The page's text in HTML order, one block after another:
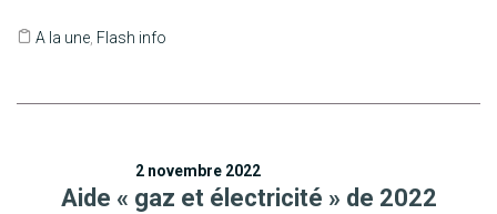
A la une Flash info
2 novembre 2022
Aide « gaz et électricité » de 2022